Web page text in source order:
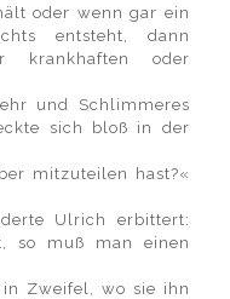
oder wenn gar ein
entsteht, dann
krankhaften oder
und Schlimmeres
sich bloß in der
mitzuteilen hast?«
Ulrich erbittert:
so muß man einen
Zweifel, wo sie ihn